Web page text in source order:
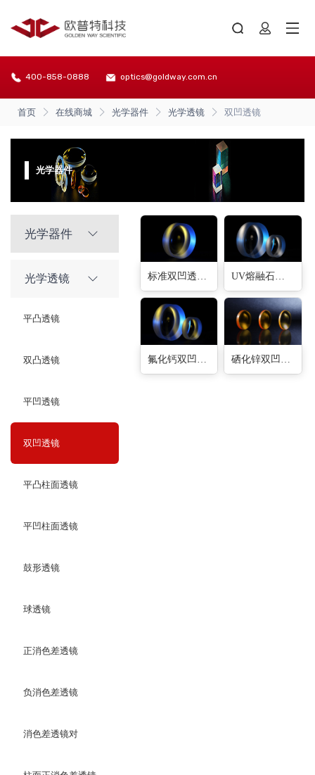
400-858-0888 optics@goldway.com.cn
首页 在线商城 光学器件 光学透镜 双凹透镜
光学器件
光学器件
光学透镜
平凸透镜
双凸透镜
平凹透镜
双凹透镜
平凸柱面透镜
平凹柱面透镜
鼓形透镜
球透镜
正消色差透镜
负消色差透镜
消色差透镜对